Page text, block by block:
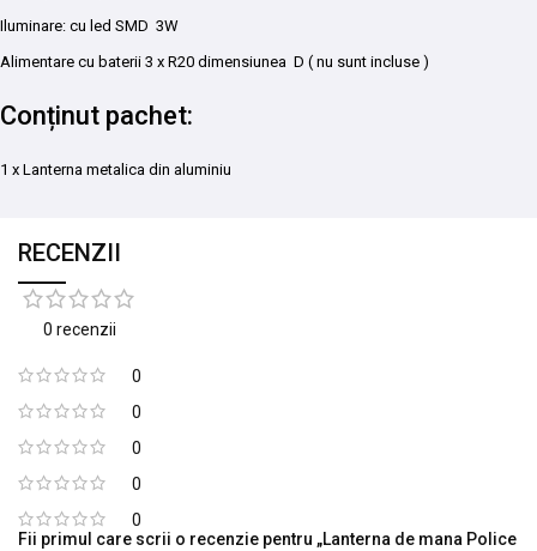
Iluminare: cu led SMD 3W
Alimentare cu baterii 3 x R20 dimensiunea D ( nu sunt incluse )
Conținut pachet:
1 x Lanterna metalica din aluminiu
RECENZII
0 recenzii
0
0
0
0
0
Fii primul care scrii o recenzie pentru „Lanterna de mana Police